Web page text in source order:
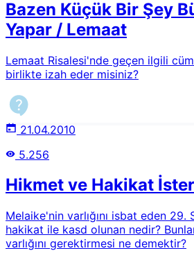
Bazen Küçük Bir Şey
Yapar / Lemaat
Lemaat Risalesi'nde geçen ilgili
birlikte izah eder misiniz?
21.04.2010
5.256
Hikmet ve Hakikat
Melaike'nin varlığını isbat eden
hakikat ile kasd olunan nedir?
varlığını gerektirmesi ne demektir?